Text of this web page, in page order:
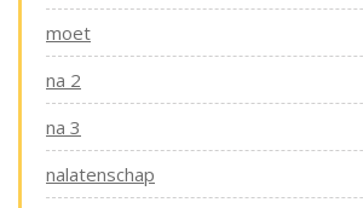
moet
na 2
na 3
nalatenschap